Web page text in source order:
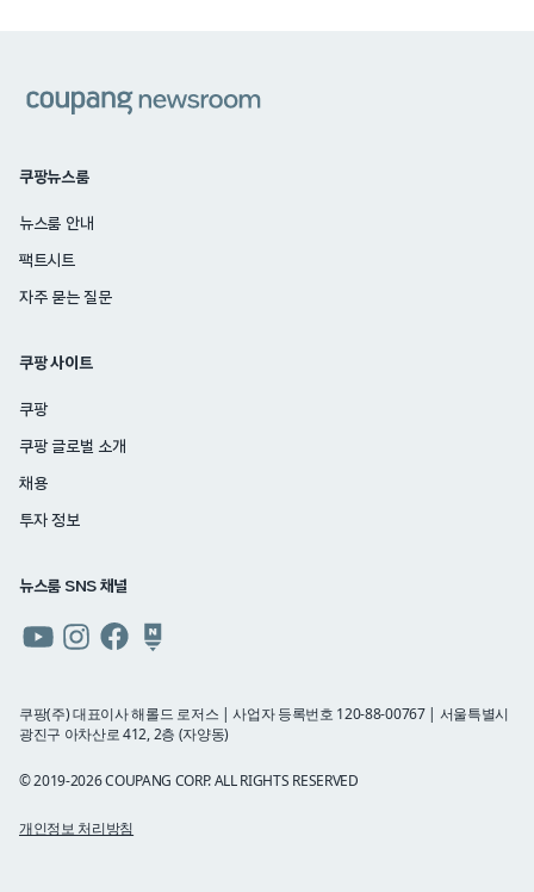
쿠팡뉴스룸
뉴스룸 안내
팩트시트
자주 묻는 질문
쿠팡 사이트
쿠팡
쿠팡 글로벌 소개
채용
투자 정보
뉴스룸 SNS 채널
유튜브인스타그램
페이스북네이버
블로그
쿠팡(주) 대표이사 해롤드 로저스 | 사업자 등록번호 120-88-00767 | 서울특별시
광진구 아차산로 412, 2층 (자양동)
© 2019-2026 COUPANG CORP. ALL RIGHTS RESERVED
개인정보 처리방침